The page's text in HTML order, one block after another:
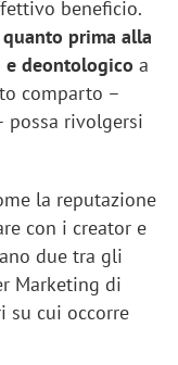
beneficio.
prima alla
deontologico a
comparto –
possa rivolgersi
la reputazione
con i creator e
due tra gli
Marketing di
su cui occorre